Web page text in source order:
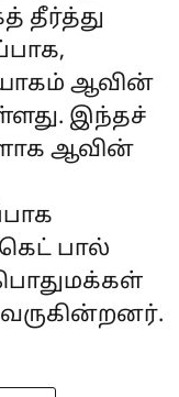
தீர்த்து
ஆவின்
இந்தச்
ஆவின்
பால்